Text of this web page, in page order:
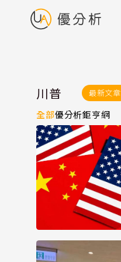
川普 最新文章
全部優分析鉅亨網